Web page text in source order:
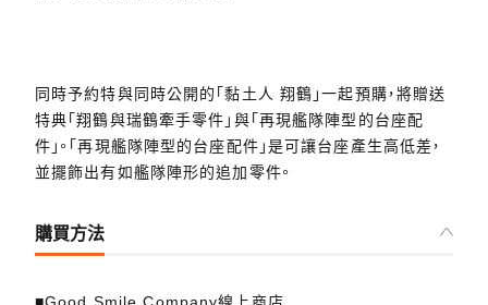
同時予約特與同時公開的「黏土人 翔鶴」一起預購，將贈送
特典「翔鶴與瑞鶴牽手零件」與「再現艦隊陣型的台座配
件」。「再現艦隊陣型的台座配件」是可讓台座產生高低差，
並擺飾出有如艦隊陣形的追加零件。
購買方法